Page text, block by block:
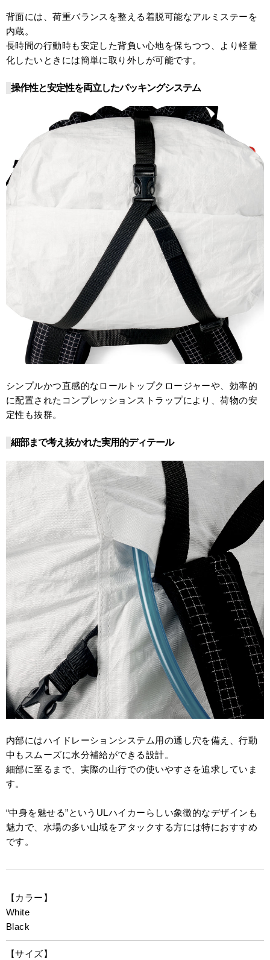
背面には、荷重バランスを整える着脱可能なアルミステーを
内蔵。
長時間の行動時も安定した背負い心地を保ちつつ、より軽量
化したいときには簡単に取り外しが可能です。
操作性と安定性を両立したパッキングシステム
シンプルかつ直感的なロールトップクロージャーや、効率的
に配置されたコンプレッションストラップにより、荷物の安
定性も抜群。
細部まで考え抜かれた実用的ディテール
内部にはハイドレーションシステム用の通し穴を備え、行動
中もスムーズに水分補給ができる設計。
細部に至るまで、実際の山行での使いやすさを追求していま
す。
“中身を魅せる”というULハイカーらしい象徴的なデザインも
魅力で、水場の多い山域をアタックする方には特におすすめ
です。
【カラー】
White
Black
【サイズ】